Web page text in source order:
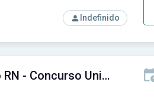
Indefinido
Unificado RN - Concurso Unificado do Rio Grande do Norte